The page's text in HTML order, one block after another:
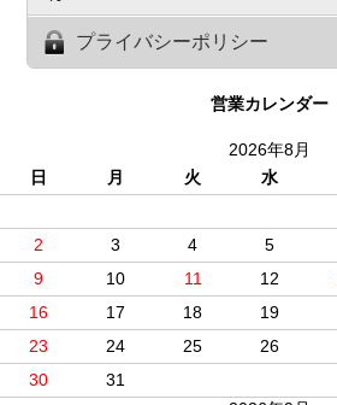
プライバシーポリシー
営業カレンダー
2026年8月
日
月 火 水
2
3 4 5
9
10 11 12
16
17 18 19
23
24 25 26
30
31